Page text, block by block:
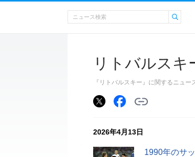
リトバルスキ
『リトバルスキー』に関するニュ
2026年4月13日
1990年のサ